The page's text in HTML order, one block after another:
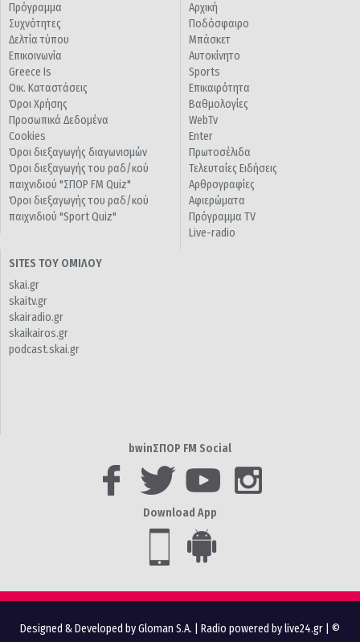
Πρόγραμμα
Συχνότητες
Δελτία τύπου
Επικοινωνία
Greece Is
Οικ. Καταστάσεις
Όροι Χρήσης
Προσωπικά Δεδομένα
Cookies
Όροι διεξαγωγής διαγωνισμών
Όροι διεξαγωγής του ραδ/κού
παιχνιδιού "ΣΠΟΡ FM Quiz"
Όροι διεξαγωγής του ραδ/κού
παιχνιδιού "Sport Quiz"
Αρχική
Ποδόσφαιρο
Μπάσκετ
Αυτοκίνητο
Sports
Επικαιρότητα
Βαθμολογίες
WebTv
Enter
Πρωτοσέλιδα
Τελευταίες Ειδήσεις
Αρθρογραφίες
Αφιερώματα
Πρόγραμμα TV
Live-radio
SITES ΤΟΥ ΟΜΙΛΟΥ
skai.gr
skaitv.gr
skairadio.gr
skaikairos.gr
podcast.skai.gr
bwinΣΠΟΡ FM Social
Download App
Designed & Developed by Gloman S.A. Radio powered by live24.gr | ©